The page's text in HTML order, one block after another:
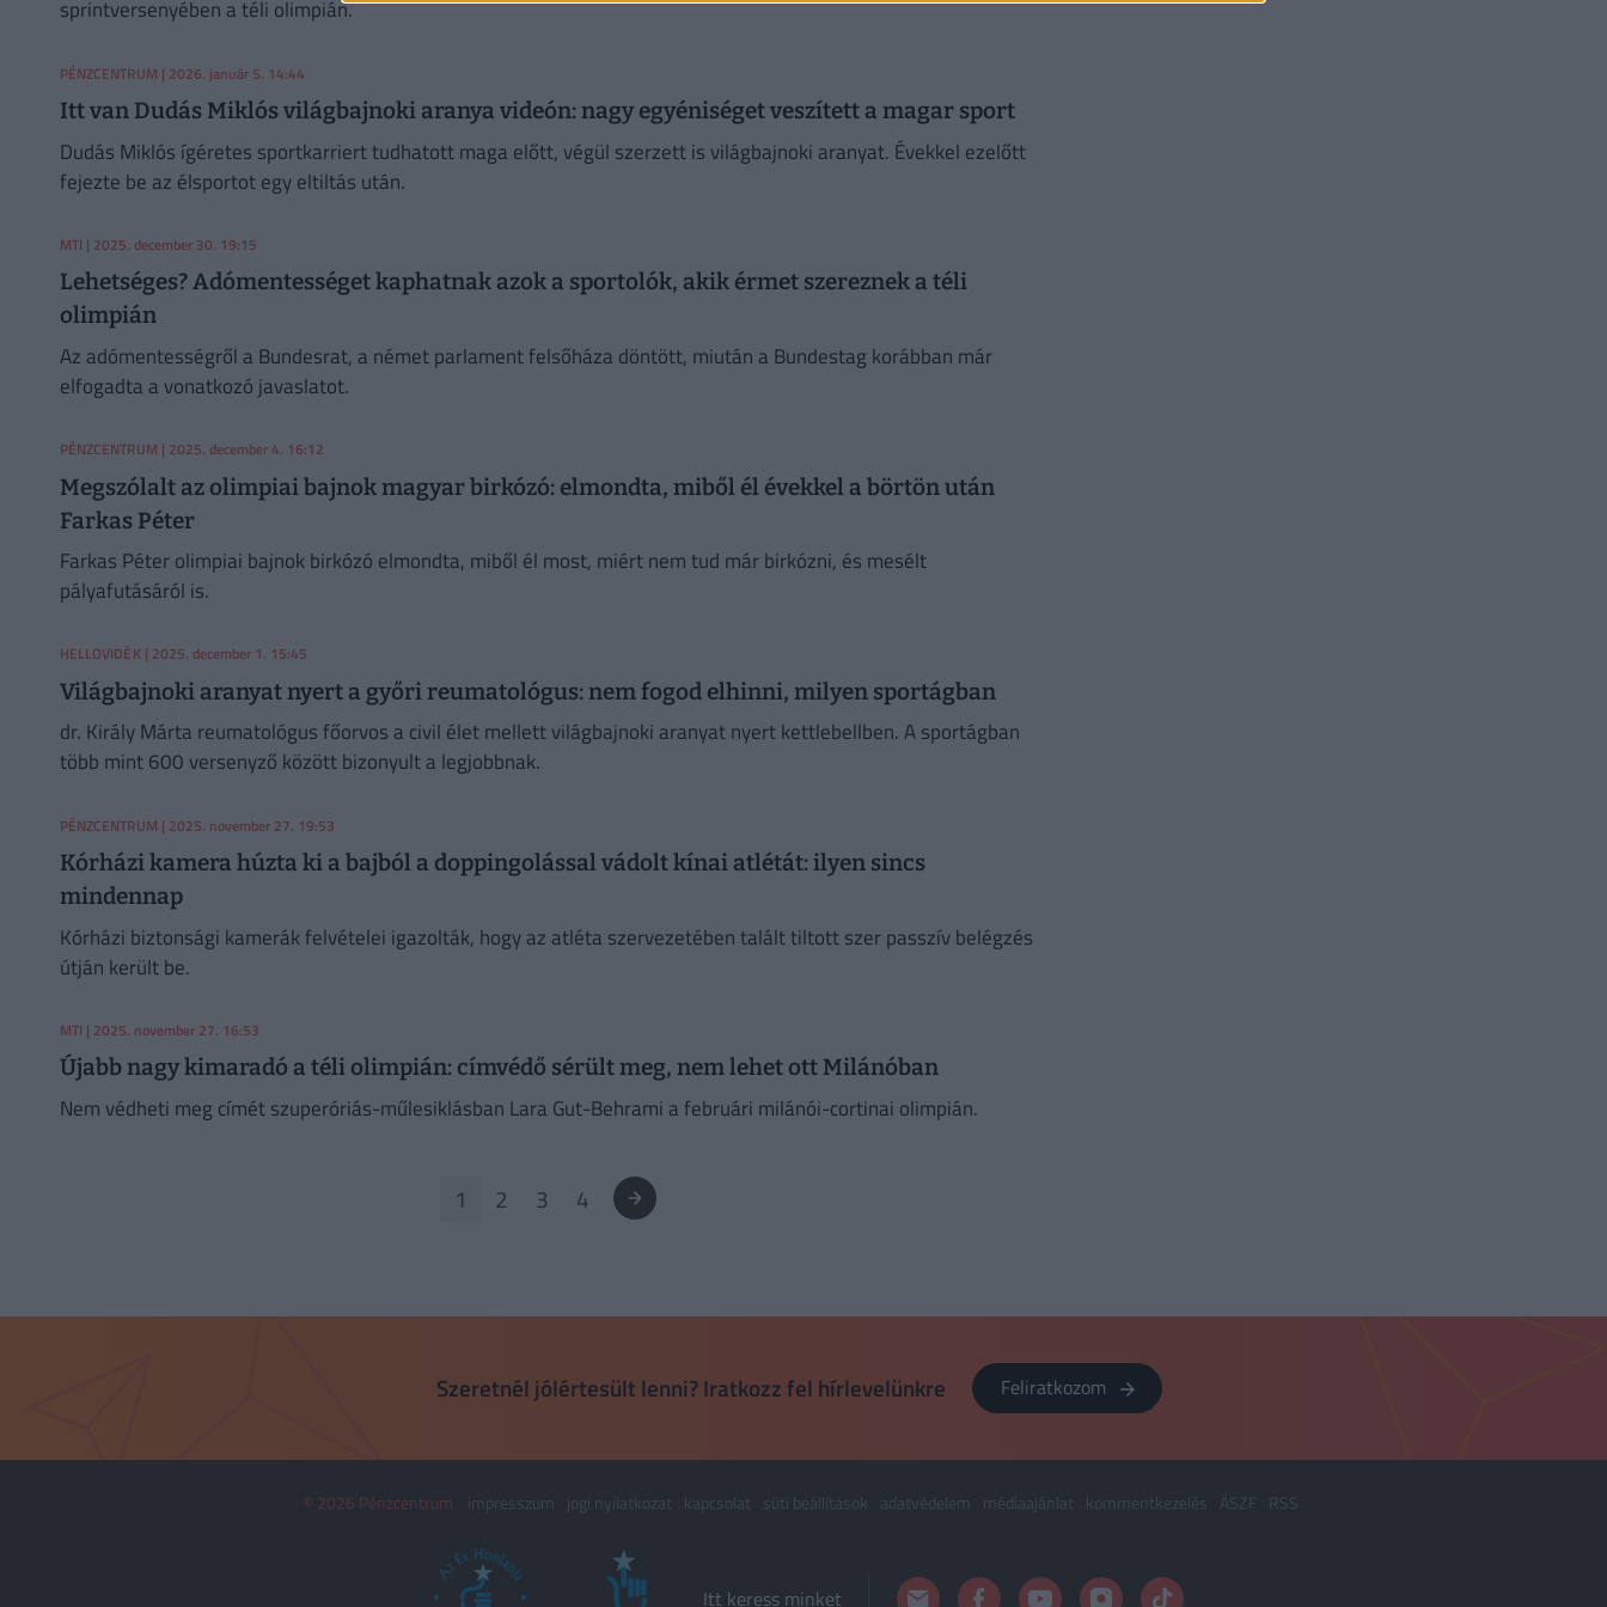
sprintversenyében a téli olimpián.
PÉNZCENTRUM | 2026. január 5. 14:44
Itt van Dudás Miklós világbajnoki aranya videón: nagy egyéniséget veszített a magar sport
Dudás Miklós ígéretes sportkarriert tudhatott maga előtt, végül szerzett is világbajnoki aranyat. Évekkel ezelőtt
fejezte be az élsportot egy eltiltás után.
MTI | 2025. december 30. 19:15
Lehetséges? Adómentességet kaphatnak azok a sportolók, akik érmet szereznek a téli
olimpián
Az adómentességről a Bundesrat, a német parlament felsőháza döntött, miután a Bundestag korábban már
elfogadta a vonatkozó javaslatot.
PÉNZCENTRUM | 2025. december 4. 16:12
Megszólalt az olimpiai bajnok magyar birkózó: elmondta, miből él évekkel a börtön után
Farkas Péter
Farkas Péter olimpiai bajnok birkózó elmondta, miből él most, miért nem tud már birkózni, és mesélt
pályafutásáról is.
HELLOVIDÉK| 2025. december 1. 15:45
Világbajnoki aranyat nyert a győri reumatológus: nem fogod elhinni, milyen sportágban
dr. Király Márta reumatológus főorvos a civil élet mellett világbajnoki aranyat nyert kettlebellben. A sportágban
több mint 600 versenyző között bizonyult a legjobbnak.
PÉNZCENTRUM | 2025. november 27. 19:53
Kórházi kamera húzta ki a bajból a doppingolással vádolt kínai atlétát: ilyen sincs
mindennap
Kórházi biztonsági kamerák felvételei igazolták, hogy az atléta szervezetében talált tiltott szer passzív belégzés
útján került be.
MTI | 2025. november 27. 16:53
Újabb nagy kimaradó a téli olimpián: címvédő sérült meg, nem lehet ott Milánóban
Nem védheti meg címét szuperóriás-műlesiklásban Lara Gut-Behrami a februári milánói-cortinai olimpián.
1 2 3 4
Szeretnél jólértesült lenni? Iratkozz fel hírlevelünkre Feliratkozom
© 2026 Pénzcentrum impresszum jogi nyilatkozat kapcsolat süti beállítások adatvédelem médiaajánlat kommentkezelés ÁSZF RSS
Itt keress minket